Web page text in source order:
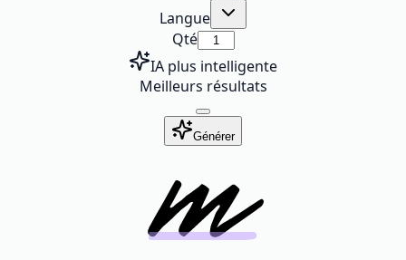
Langue
Qté
IA plus intelligente
Meilleurs résultats
Générer